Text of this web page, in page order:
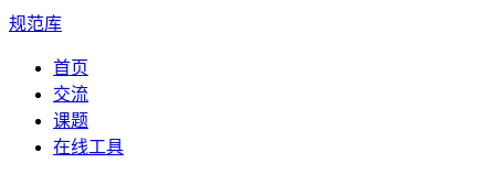
规范库
首页
交流
课题
在线工具